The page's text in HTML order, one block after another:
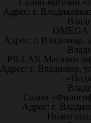
Салон-магазин
Адрес: г.
OMEGA
Адрес: г. Владимир,
PILLAR Магазин
Адрес: г. Владимир,
Салон
Адрес: г.